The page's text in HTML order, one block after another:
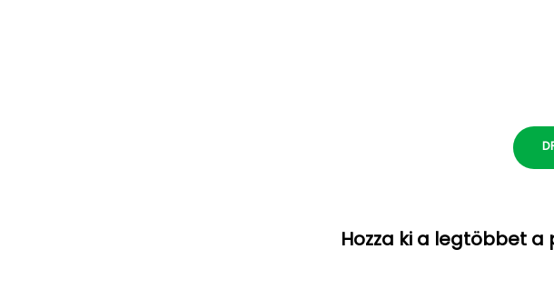
Hozza ki a legtöbbet